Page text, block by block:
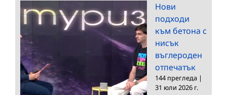
Нови
подходи
към бетона с
нисък
въглероден
отпечатък
144 прегледа |
31 юли 2026 г.